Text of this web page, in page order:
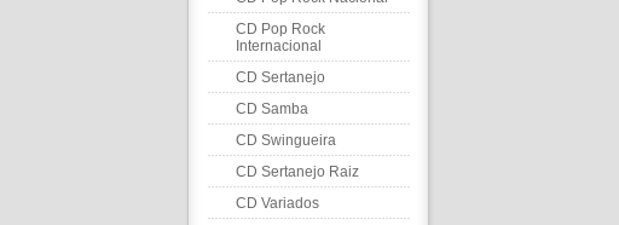
CD Pop Rock
Internacional
CD Sertanejo
CD Samba
CD Swingueira
CD Sertanejo Raiz
CD Variados